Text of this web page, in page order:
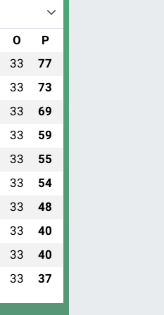
O P
33 77
33 73
33 69
33 59
33 55
33 54
33 48
33 40
33 40
33 37